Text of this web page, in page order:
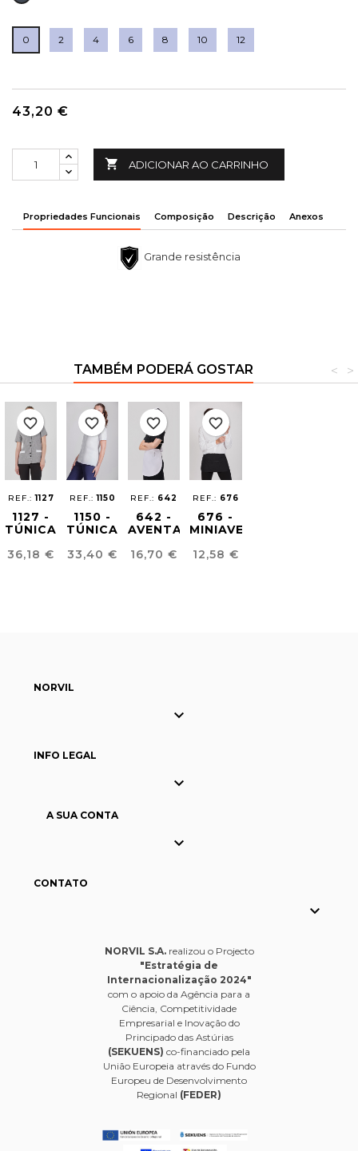
0 2 4 6 8 10 12
43,20 €
 ADICIONAR AO CARRINHO
Propriedades Funcionais Composição Descrição Anexos
Grande resistência
TAMBÉM PODERÁ GOSTAR >
<
REF.:1127
1127 -
TÚNICA
FIT
Preço
36,18 €
favorite_border
REF.:1150
1150 -
TÚNICA
FIT
Preço
33,40 €
favorite_border
REF.: 642
642 -
AVENTAL
DOMÉSTICA
Preço
16,70 €
favorite_border
REF.: 676
676 -
MINIAVENTAL
Preço
12,58 €
favorite_border
NORVIL

INFO LEGAL

A SUA CONTA

CONTATO

NORVIL S.A.realizou o Projecto
"Estratégia de
Internacionalização 2024"
com o apoio da Agência para a
Ciência, Competitividade
Empresarial e Inovação do
Principado das Astúrias
(SEKUENS) co-financiado pela
União Europeia através do Fundo
Europeu de Desenvolvimento
Regional (FEDER)